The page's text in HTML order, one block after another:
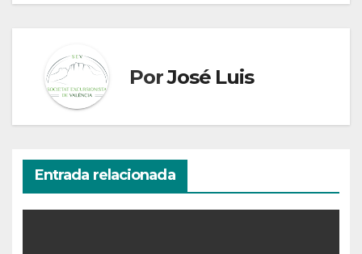
PorJosé Luis
Entrada relacionada